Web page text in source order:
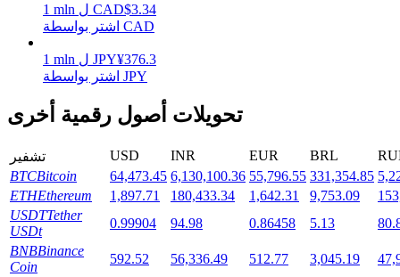
التوقيع المساحي
عوائد عالية والوصول الفوري
1 mln ل CAD$3.34
اشتر بواسطة CAD
1 mln ل JPY¥376.3
اشتر بواسطة JPY
تحويلات أصول رقمية أخرى
تشفير USD INR EUR BRL
BTCBitcoin 64,473.45 6,130,100.36 55,796.55 331,354.85
ETHEthereum 1,897.71 180,433.34 1,642.31 9,753.09
USDTTether
USDt
0.99904 94.98 0.86458 5.13
BNBBinance
Coin
592.52 56,336.49 512.77 3,045.19